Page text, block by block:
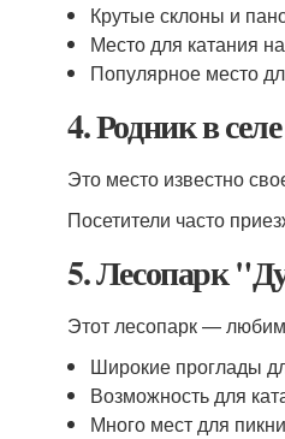
Крутые склоны и
Место для катания
Популярное место
4. Родник в
Это место известно
Посетители часто
5. Лесопарк
Этот лесопарк —
Широкие проглады
Возможность для
Много мест для